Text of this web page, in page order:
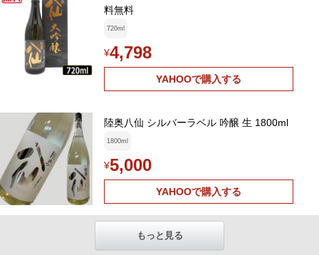
料無料
720ml
¥4,798
YAHOOで購入する
陸奥八仙 シルバーラベル 吟醸 生 1800ml
1800ml
¥5,000
YAHOOで購入する
もっと見る